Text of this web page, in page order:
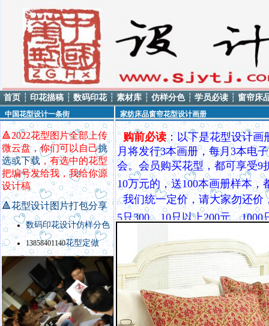
首页 ┆ 印花描稿 ┆ 数码印花 ┆ 素材库 ┆ 仿样分色 ┆ 学员必读 ┆ 窗帘床
中国花型设计一条街
🔺2022花型图片全部上传
微云盘，你们可以自己挑
选或下载，有选中的花型
把编号发给我，我给你源
设计稿
🔺花型设计图片打包分享
数码印花设计仿样分色
13858401140花型定做
家纺床品窗帘花型设计画册
购前必读：以下是花型设计画
月将发行3本画册，每月3本电子
会。会员购买花型，都可享受9
10万元的，送100本画册样本，
我们统一定价，请大家勿还价
5只300，10只以上200元，
QQ8535370，电话